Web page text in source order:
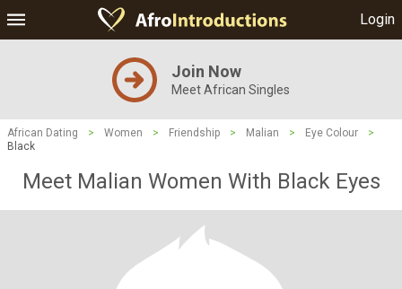
Login
Join Now
Meet African Singles
African Dating > Women > Friendship > Malian > Eye Colour
>
Black
Meet Malian Women With Black Eyes